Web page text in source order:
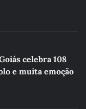
celebra 108
e muita emoção